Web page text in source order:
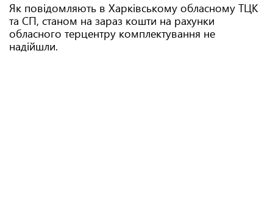
Як повідомляють в Харківському обласному ТЦК
та СП, станом на зараз кошти на рахунки
обласного терцентру комплектування не
надійшли.